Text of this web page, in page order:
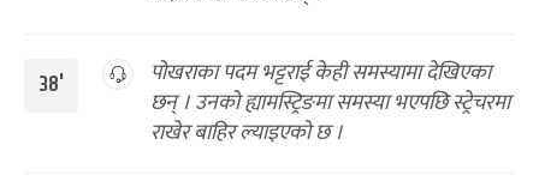
38'
पोखराका पदम भट्टराई केही समस्यामा देखिएका
छन् । उनको ह्यामस्ट्रिङमा समस्या भएपछि स्ट्रेचरमा
राखेर बाहिर ल्याइएको छ ।